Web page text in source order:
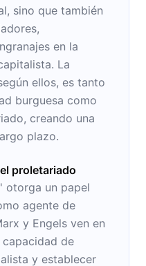
sino que también
en la
La
ellos, es tanto
burguesa como
creando una
plazo.
proletariado
otorga un papel
agente de
y Engels ven en
de
y establecer